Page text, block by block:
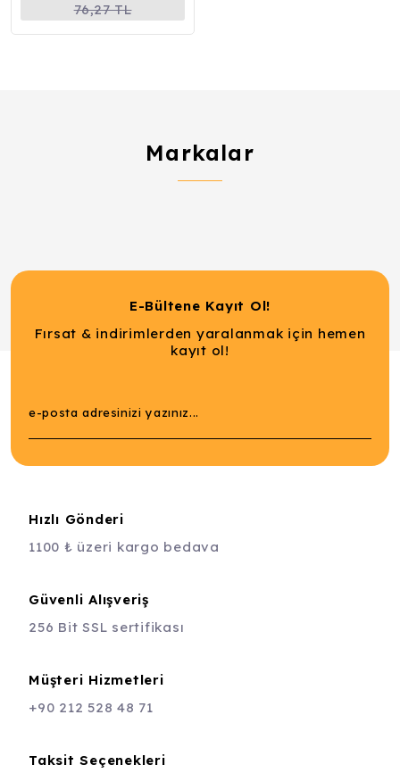
76,27 TL
Markalar
E-Bültene Kayıt Ol!
Fırsat & indirimlerden yaralanmak için hemen
kayıt ol!
Hızlı Gönderi
1100 ₺ üzeri kargo bedava
Güvenli Alışveriş
256 Bit SSL sertifikası
Müşteri Hizmetleri
+90 212 528 48 71
Taksit Seçenekleri